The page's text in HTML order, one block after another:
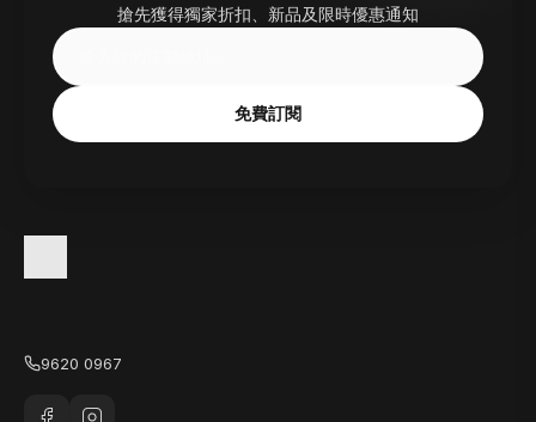
搶先獲得獨家折扣、新品及限時優惠通知
免費訂閱
9620 0967